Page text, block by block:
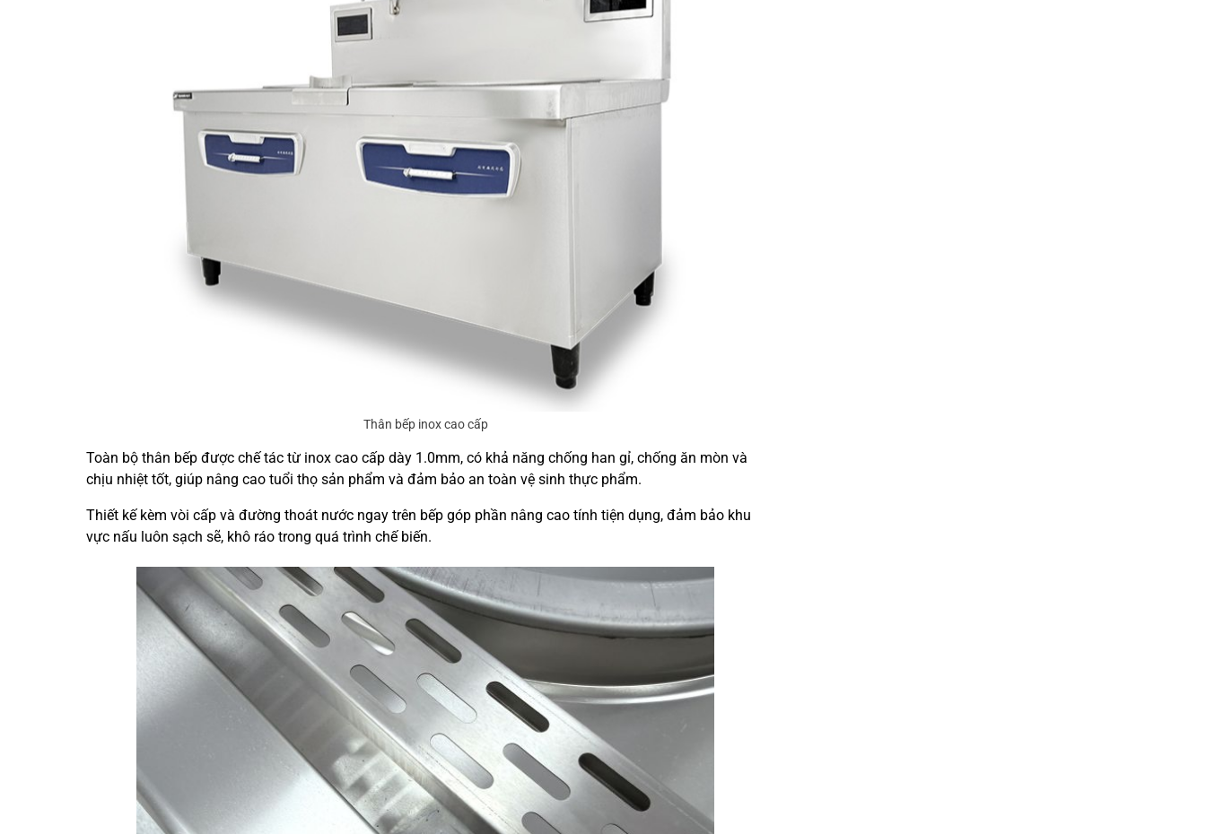
Thân bếp inox cao cấp
Toàn bộ thân bếp được chế tác từ inox cao cấp dày 1.0mm, có khả năng chống han gỉ, chống ăn mòn và
chịu nhiệt tốt, giúp nâng cao tuổi thọ sản phẩm và đảm bảo an toàn vệ sinh thực phẩm.
Thiết kế kèm vòi cấp và đường thoát nước ngay trên bếp góp phần nâng cao tính tiện dụng, đảm bảo khu
vực nấu luôn sạch sẽ, khô ráo trong quá trình chế biến.